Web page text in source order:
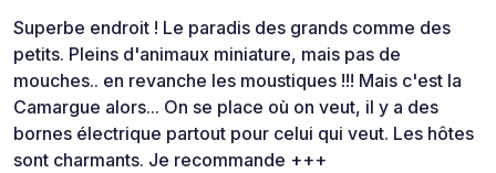
Superbe endroit ! Le paradis des grands comme des
petits. Pleins d'animaux miniature, mais pas de
mouches.. en revanche les moustiques !!! Mais c'est la
Camargue alors... On se place où on veut, il y a des
bornes électrique partout pour celui qui veut. Les hôtes
sont charmants. Je recommande +++